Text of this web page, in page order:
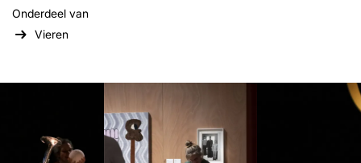
Onderdeel van
Vieren